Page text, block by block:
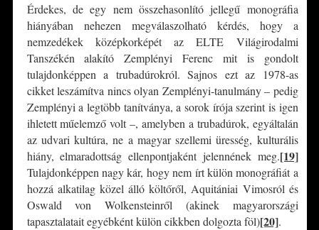
Érdekes, de egy nem összehasonlító jellegű monográfia
hiányában nehezen megválaszolható kérdés, hogy a
nemzedékek középkorképét az ELTE Világirodalmi
Tanszékén alakító Zemplényi Ferenc mit is gondolt
tulajdonképpen a trubadúrokról. Sajnos ezt az 1978-as
cikket leszámítva nincs olyan Zemplényi-tanulmány – pedig
Zemplényi a legtöbb tanítványa, a sorok írója szerint is igen
ihletett műelemző volt –, amelyben a trubadúrok, egyáltalán
az udvari kultúra, ne a magyar szellemi üresség, kulturális
hiány, elmaradottság ellenpontjaként jelennének meg.[19]
Tulajdonképpen nagy kár, hogy nem írt külön monográfiát a
hozzá alkatilag közel álló költőről, Aquitániai Vimosról és
Oswald von Wolkensteinről (akinek magyarországi
tapasztalatait egyébként külön cikkben dolgozta föl)[20].